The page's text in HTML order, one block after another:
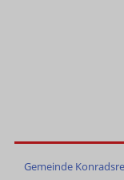
Gemeinde